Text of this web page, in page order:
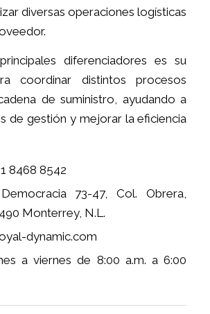
diversas operaciones logísticas
diferenciadores es su
coordinar distintos procesos
de suministro, ayudando a
de gestión y mejorar la eficiencia
8468 8542
73-47, Col. Obrera,
Monterrey, N.L.
dynamic.com
a viernes de 8:00 a.m. a 6:00